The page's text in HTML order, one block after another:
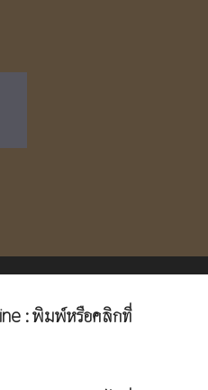
: พิมพ์หรือคลิกที่